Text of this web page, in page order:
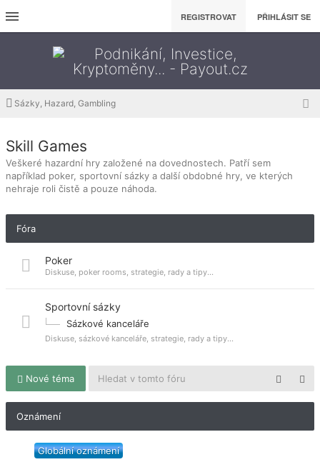
REGISTROVAT PŘIHLÁSIT SE
Sázky, Hazard, Gambling
Skill Games
Veškeré hazardní hry založené na dovednostech. Patří sem
například poker, sportovní sázky a další obdobné hry, ve kterých
nehraje roli čistě a pouze náhoda.
Fóra
Poker
Diskuse, poker rooms, strategie, rady a tipy...
Sportovní sázky
Sázkové kanceláře
Diskuse, sázkové kanceláře, strategie, rady a tipy...
Nové téma
Oznámení
Globální oznámení